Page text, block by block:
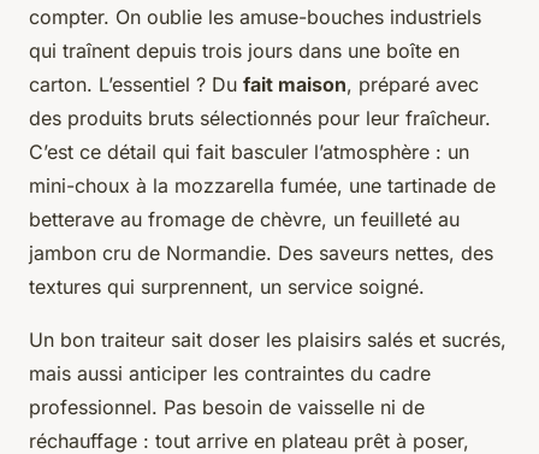
compter. On oublie les amuse-bouches industriels
qui traînent depuis trois jours dans une boîte en
carton. L’essentiel ? Du fait maison, préparé avec
des produits bruts sélectionnés pour leur fraîcheur.
C’est ce détail qui fait basculer l’atmosphère : un
mini-choux à la mozzarella fumée, une tartinade de
betterave au fromage de chèvre, un feuilleté au
jambon cru de Normandie. Des saveurs nettes, des
textures qui surprennent, un service soigné.
Un bon traiteur sait doser les plaisirs salés et sucrés,
mais aussi anticiper les contraintes du cadre
professionnel. Pas besoin de vaisselle ni de
réchauffage : tout arrive en plateau prêt à poser,